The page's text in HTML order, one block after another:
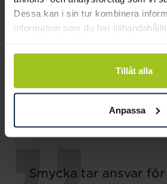
Dessa kan i sin tur kombinera
information som du har
Tillåt alla
Anpassa
mm Crystal
Pris
255 kr
Smycka tar ansvar